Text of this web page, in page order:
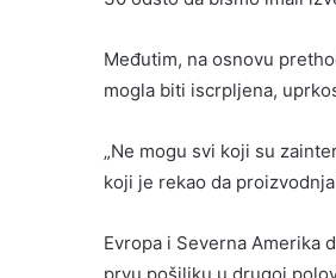
Međutim, na osnovu
mogla biti iscrpljena,
„Ne mogu svi koji su
koji je rekao da
Evropa i Severna Amerika